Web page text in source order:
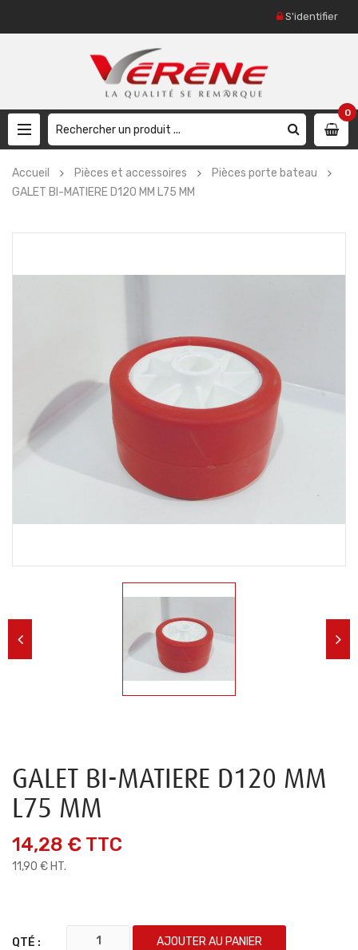
S'identifier
0
Accueil Pièces et accessoires
Pièces porte bateau
GALET BI-MATIERE D120 MM L75 MM
GALET BI-MATIERE D120 MM
L75 MM
14,28 € TTC
11,90 € HT.
QTÉ : AJOUTER AU PANIER